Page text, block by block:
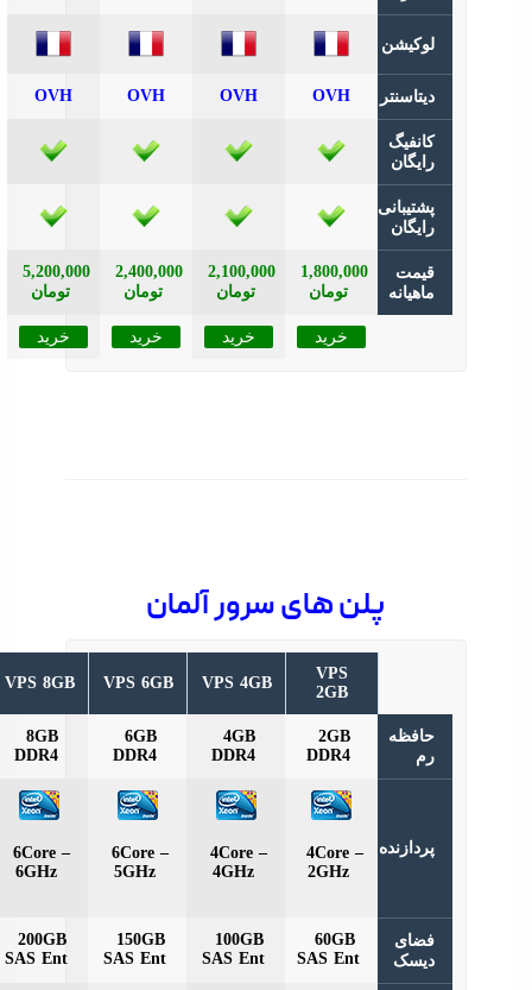
OVH OVH OVH OVH
5,200,000
تومان
2,400,000
تومان
2,100,000
تومان
1,800,000
تومان
خرید خرید خرید
پلن های سرور آلمان
VPS
16GB
VPS 8GB VPS 6GB VPS 4GB
16GB
DDR4
8GB
DDR4
6GB
DDR4
4GB
DDR4
2GB
DDR4
8Core –
8GHz
6Core –
6GHz
6Core –
5GHz
4Core –
4GHz
4Core –
500GB
SAS Ent
200GB
SAS Ent
150GB
SAS Ent
100GB
SAS Ent
60GB
SAS Ent